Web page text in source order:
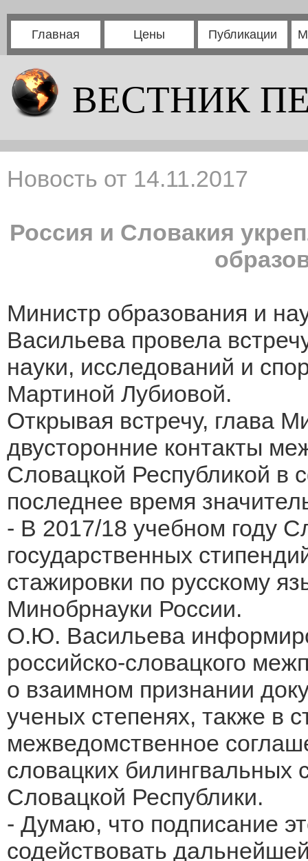
Главная Цены Публикации
ВЕСТНИК
Новость от 14.11.2017
Россия и Словакия
Министр образования и
Васильева провела
науки, исследований и
Мартиной Лубиовой.
Открывая встречу, глава
двусторонние контакты
Словацкой Республикой в
последнее время
- В 2017/18 учебном году
государственных
стажировки по русскому
Минобрнауки России.
О.Ю. Васильева
российско-словацкого
о взаимном признании
ученых степенях, также в
межведомственное
словацких билингвальных
Словацкой Республики.
- Думаю, что подписание
содействовать